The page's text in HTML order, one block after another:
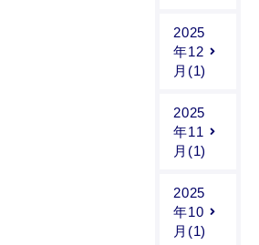
2025
年12
月(1)
2025
年11
月(1)
2025
年10
月(1)